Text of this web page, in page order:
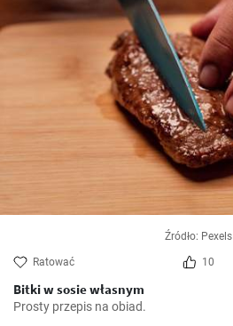
Źródło: Pexels
Ratować 10
Bitki w sosie własnym
Prosty przepis na obiad.